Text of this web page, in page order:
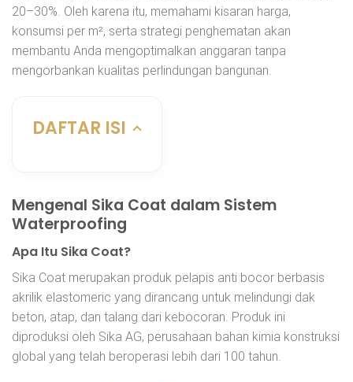
20–30%. Oleh karena itu, memahami kisaran harga,
konsumsi per m², serta strategi penghematan akan
membantu Anda mengoptimalkan anggaran tanpa
mengorbankan kualitas perlindungan bangunan.
DAFTAR ISI
Mengenal Sika Coat dalam Sistem
Waterproofing
Apa Itu Sika Coat?
Sika Coat merupakan produk pelapis anti bocor berbasis
akrilik elastomeric yang dirancang untuk melindungi dak
beton, atap, dan talang dari kebocoran. Produk ini
diproduksi oleh Sika AG, perusahaan bahan kimia konstruksi
global yang telah beroperasi lebih dari 100 tahun.